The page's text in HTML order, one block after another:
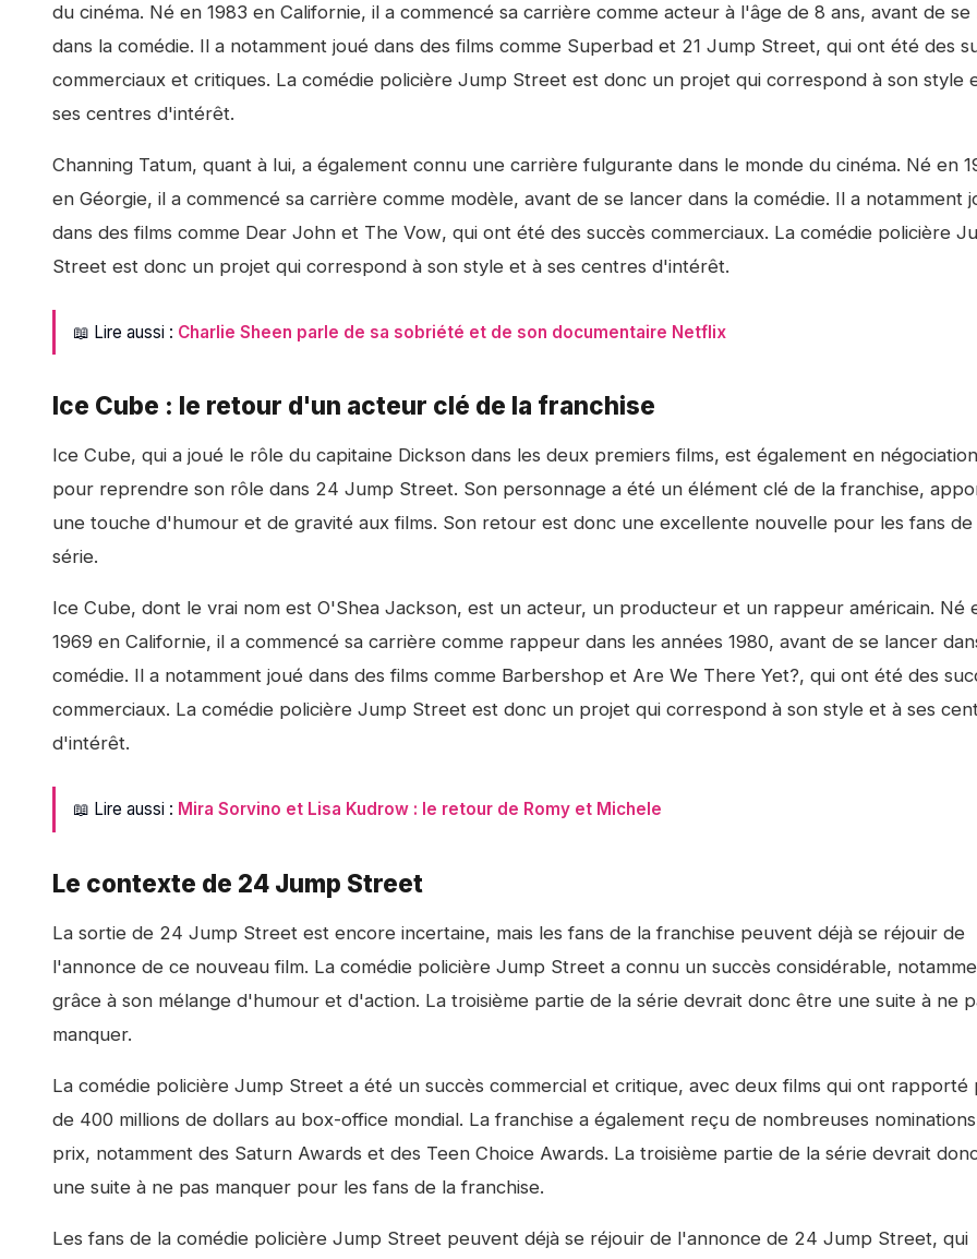
du cinéma. Né en 1983 en Californie, il a commencé sa carrière comme acteur à l'âge de 8 ans, avant de se
dans la comédie. Il a notamment joué dans des films comme Superbad et 21 Jump Street, qui ont été des
commerciaux et critiques. La comédie policière Jump Street est donc un projet qui correspond à son style
ses centres d'intérêt.
Channing Tatum, quant à lui, a également connu une carrière fulgurante dans le monde du cinéma. Né en
en Géorgie, il a commencé sa carrière comme modèle, avant de se lancer dans la comédie. Il a notamment
dans des films comme Dear John et The Vow, qui ont été des succès commerciaux. La comédie policière
Street est donc un projet qui correspond à son style et à ses centres d'intérêt.
📖 Lire aussi : Charlie Sheen parle de sa sobriété et de son documentaire Netflix
Ice Cube : le retour d'un acteur clé de la franchise
Ice Cube, qui a joué le rôle du capitaine Dickson dans les deux premiers films, est également en
pour reprendre son rôle dans 24 Jump Street. Son personnage a été un élément clé de la franchise,
une touche d'humour et de gravité aux films. Son retour est donc une excellente nouvelle pour les fans de
série.
Ice Cube, dont le vrai nom est O'Shea Jackson, est un acteur, un producteur et un rappeur américain. Né
1969 en Californie, il a commencé sa carrière comme rappeur dans les années 1980, avant de se lancer
comédie. Il a notamment joué dans des films comme Barbershop et Are We There Yet?, qui ont été des
commerciaux. La comédie policière Jump Street est donc un projet qui correspond à son style et à ses
d'intérêt.
📖 Lire aussi : Mira Sorvino et Lisa Kudrow : le retour de Romy et Michele
Le contexte de 24 Jump Street
La sortie de 24 Jump Street est encore incertaine, mais les fans de la franchise peuvent déjà se réjouir de
l'annonce de ce nouveau film. La comédie policière Jump Street a connu un succès considérable,
grâce à son mélange d'humour et d'action. La troisième partie de la série devrait donc être une suite à ne
manquer.
La comédie policière Jump Street a été un succès commercial et critique, avec deux films qui ont rapporté
de 400 millions de dollars au box-office mondial. La franchise a également reçu de nombreuses
prix, notamment des Saturn Awards et des Teen Choice Awards. La troisième partie de la série devrait
une suite à ne pas manquer pour les fans de la franchise.
Les fans de la comédie policière Jump Street peuvent déjà se réjouir de l'annonce de 24 Jump Street, qui